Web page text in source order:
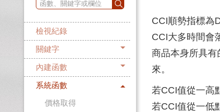
檢視紀錄
關鍵字
內建函數
系統函數
價格取得
CCI順勢指標為
CCI大多時間會
商品本身所具
來。
若CCI值從一高
若CCI值從一低